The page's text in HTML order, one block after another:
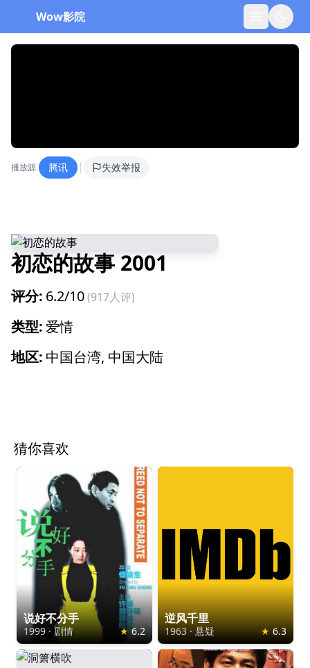
Wow影院
播放源 腾讯 失效举报
初恋的故事 2001
评分: 6.2/10(917人评)
类型:爱情
地区: 中国台湾, 中国大陆
猜你喜欢
说好不分手
1999 · 剧情 ★ 6.2
逆风千里
1963·悬疑 ★ 6.3